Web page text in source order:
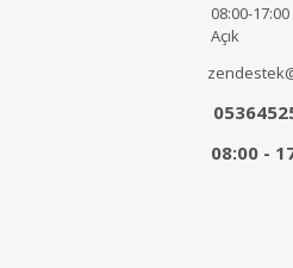
08:00-
Açık
08:00 -